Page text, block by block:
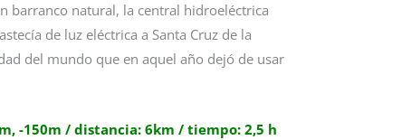
barranco natural, la central hidroeléctrica
de luz eléctrica a Santa Cruz de la
del mundo que en aquel año dejó de usar
-150m / distancia: 6km / tiempo: 2,5 h